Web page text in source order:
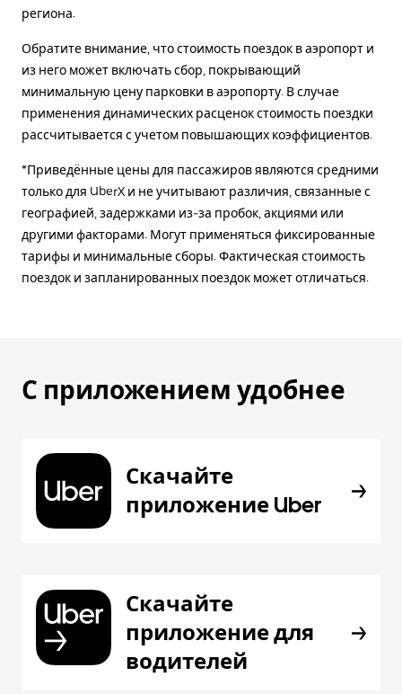
региона.
Обратите внимание, что стоимость поездок в аэропорт и
из него может включать сбор, покрывающий
минимальную цену парковки в аэропорту. В случае
применения динамических расценок стоимость поездки
рассчитывается с учетом повышающих коэффициентов.
*Приведённые цены для пассажиров являются средними
только для UberX и не учитывают различия, связанные с
географией, задержками из-за пробок, акциями или
другими факторами. Могут применяться фиксированные
тарифы и минимальные сборы. Фактическая стоимость
поездок и запланированных поездок может отличаться.
С приложением удобнее
Скачайте
приложение Uber
Скачайте
приложение для
водителей